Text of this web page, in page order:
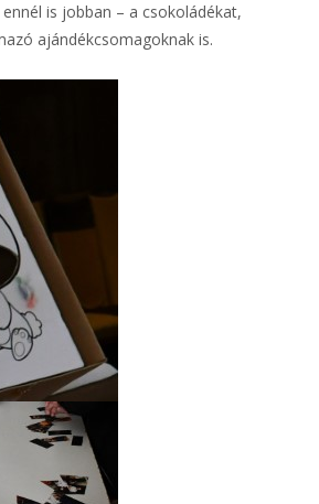
is jobban – a csokoládékat,
ajándékcsomagoknak is.